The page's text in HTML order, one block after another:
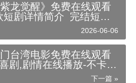
龙觉醒》免费在线观看
剧详情简介_完结短剧
在线-高清影视短剧资源下
2026-06-06
台湾电影免费在线观看
剧,剧情在线播放-不卡影
高清影视资源下载
下一篇 »